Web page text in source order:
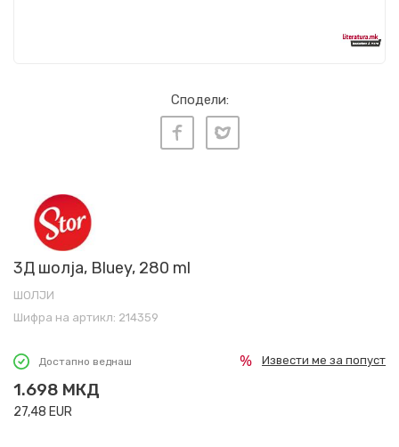
Сподели:
3Д шолја, Bluey, 280 ml
ШОЛЈИ
Шифра на артикл: 214359
Достапно веднаш
1.698 МКД
27,48 EUR
Извести ме за попуст